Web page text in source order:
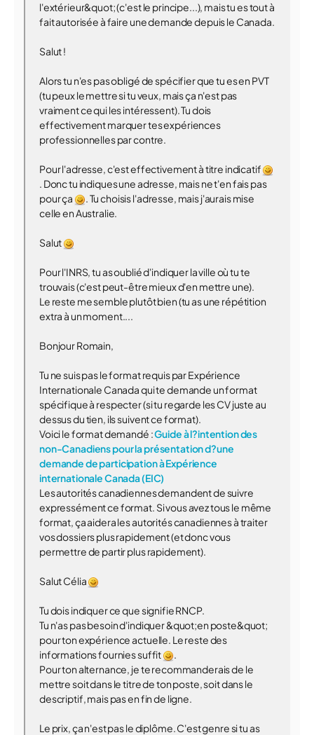
l'extérieur&quot; (c'est le principe...), mais tu es tout à
fait autorisée à faire une demande depuis le Canada.
Salut !
Alors tu n'es pas obligé de spécifier que tu es en PVT
(tu peux le mettre si tu veux, mais ça n'est pas
vraiment ce qui les intéressent). Tu dois
effectivement marquer tes expériences
professionnelles par contre.
Pour l'adresse, c'est effectivement à titre indicatif
. Donc tu indiques une adresse, mais ne t'en fais pas
pour ça
. Tu choisis l'adresse, mais j'aurais mise
celle en Australie.
Salut
Pour l'INRS, tu as oublié d'indiquer la ville où tu te
trouvais (c'est peut-être mieux d'en mettre une).
Le reste me semble plutôt bien (tu as une répétition
extra à un moment....
Bonjour Romain,
Tu ne suis pas le format requis par Expérience
Internationale Canada qui te demande un format
spécifique à respecter (si tu regarde les CV juste au
dessus du tien, ils suivent ce format).
Voici le format demandé :Guide à l?intention des
non-Canadiens pour la présentation d?une
demande de participation à Expérience
internationale Canada (EIC)
Les autorités canadiennes demandent de suivre
expressément ce format. Si vous avez tous le même
format, ça aidera les autorités canadiennes à traiter
vos dossiers plus rapidement (et donc vous
permettre de partir plus rapidement).
Salut Célia
Tu dois indiquer ce que signifie RNCP.
Tu n'as pas besoin d'indiquer &quot;en poste&quot;
pour ton expérience actuelle. Le reste des
informations fournies suffit
.
Pour ton alternance, je te recommanderais de le
mettre soit dans le titre de ton poste, soit dans le
descriptif, mais pas en fin de ligne.
Le prix, ça n'est pas le diplôme. C'est genre si tu as